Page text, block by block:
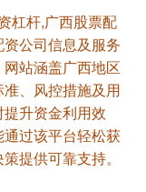
杠杆,广西股票配
公司信息及服务
站涵盖广西地区
、风控措施及用
升资金利用效
过该平台轻松获
提供可靠支持。